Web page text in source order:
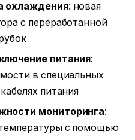
охлаждения: новая
с переработанной
питания:
в специальных
питания
мониторинга:
с помощью